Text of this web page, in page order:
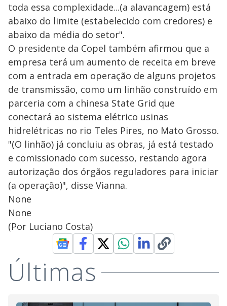
toda essa complexidade...(a alavancagem) está
abaixo do limite (estabelecido com credores) e
abaixo da média do setor".
O presidente da Copel também afirmou que a
empresa terá um aumento de receita em breve
com a entrada em operação de alguns projetos
de transmissão, como um linhão construído em
parceria com a chinesa State Grid que
conectará ao sistema elétrico usinas
hidrelétricas no rio Teles Pires, no Mato Grosso.
"(O linhão) já concluiu as obras, já está testado
e comissionado com sucesso, restando agora
autorização dos órgãos reguladores para iniciar
(a operação)", disse Vianna.
None
None
(Por Luciano Costa)
Últimas